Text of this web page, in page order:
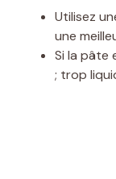
Utilisez
une
Si la pâte
; trop